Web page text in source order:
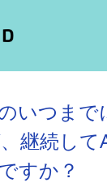
いつまで
継続し
すか？